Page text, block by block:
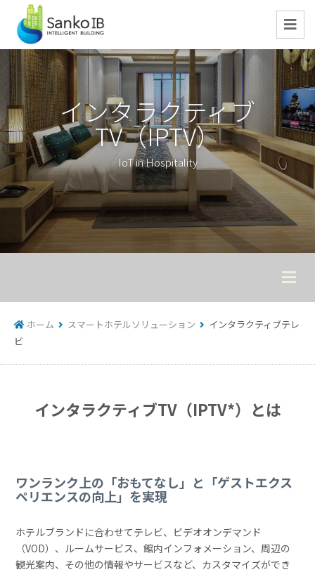
インタラクティブ
TV（IPTV）
IoT in Hospitality
ホーム スマートホテルソリューション
インタラクティブテレ
ビ
インタラクティブTV（IPTV*）とは
ワンランク上の「おもてなし」と「ゲストエクス
ペリエンスの向上」を実現
ホテルブランドに合わせてテレビ、ビデオオンデマンド
（VOD）、ルームサービス、館内インフォメーション、周辺の
観光案内、その他の情報やサービスなど、カスタマイズができ